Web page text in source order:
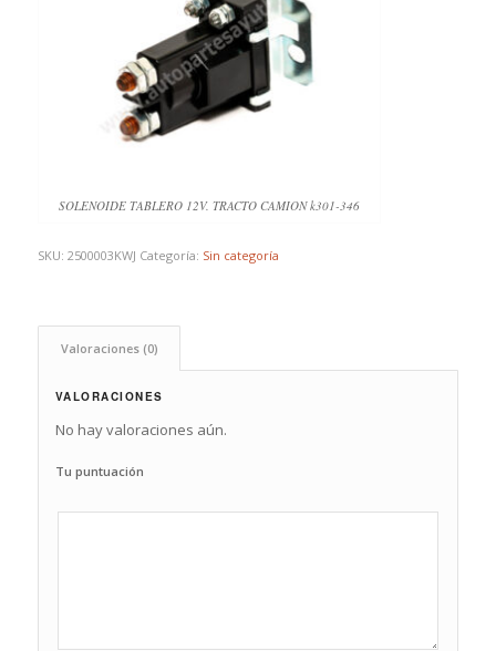
SOLENOIDE TABLERO 12V. TRACTO CAMION k301-346
SKU: 2500003KWJ Categoría: Sin categoría
Valoraciones (0)
VALORACIONES
No hay valoraciones aún.
Tu puntuación
1
2
3
4
5